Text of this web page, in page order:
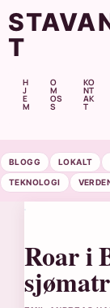
T
H
J
E
M
O
M
OS
S
KO
NT
AK
T
BLOGG LOKALT
TEKNOLOGI
Roar i